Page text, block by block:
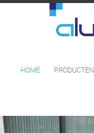
HOME PRODUCTEN